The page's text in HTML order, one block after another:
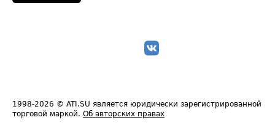
1998-2026 © ATI.SU является юридически зарегистрированной
торговой маркой. Об авторских правах